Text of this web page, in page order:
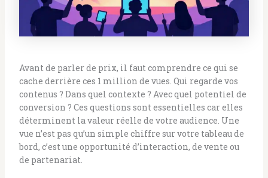
Avant de parler de prix, il faut comprendre ce qui se
cache derrière ces 1 million de vues. Qui regarde vos
contenus ? Dans quel contexte ? Avec quel potentiel de
conversion ? Ces questions sont essentielles car elles
déterminent la valeur réelle de votre audience. Une
vue n’est pas qu’un simple chiffre sur votre tableau de
bord, c’est une opportunité d’interaction, de vente ou
de partenariat.